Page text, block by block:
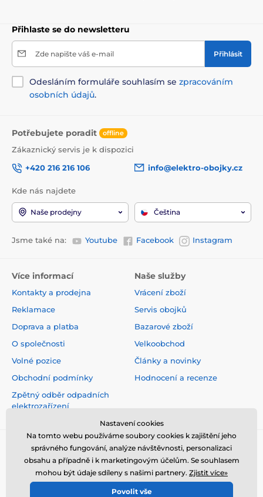
Přihlaste se do newsletteru
Zde napište váš e-mail Přihlásit
Odesláním formuláře souhlasím se zpracováním
osobních údajů.
Potřebujete poradit offline
Zákaznický servis je k dispozici
+420 216 216 106
info@elektro-obojky.cz
Kde nás najdete
Naše prodejny Čeština
Jsme také na: Youtube Facebook Instagram
Více informací
Kontakty a prodejna
Reklamace
Doprava a platba
O společnosti
Volné pozice
Obchodní podmínky
Zpětný odběr odpadních
elektrozařízení
Naše služby
Vrácení zboží
Servis obojků
Bazarové zboží
Velkoobchod
Články a novinky
Hodnocení a recenze
© 2026 www.elektro-obojky.cz ⦁ E-shop vytvořila
Nastavení cookies
Na tomto webu používáme soubory cookies k zajištění jeho
správného fungování, analýze návštěvnosti, personalizaci
obsahu a případně i k marketingovým účelům. Se souhlasem
mohou být údaje sdíleny s našimi partnery. Zjistit více»
Povolit vše